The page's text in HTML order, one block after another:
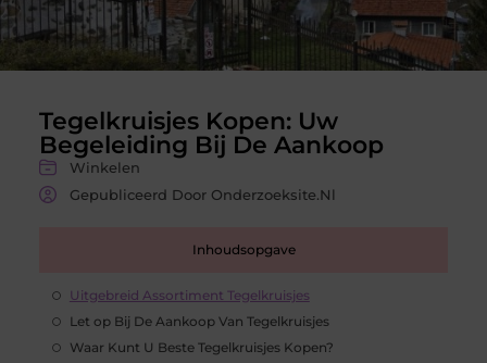
Tegelkruisjes Kopen: Uw
Begeleiding Bij De Aankoop
Winkelen
Gepubliceerd Door Onderzoeksite.nl
Inhoudsopgave
Uitgebreid Assortiment Tegelkruisjes
Let op Bij De Aankoop Van Tegelkruisjes
Waar Kunt U Beste Tegelkruisjes Kopen?